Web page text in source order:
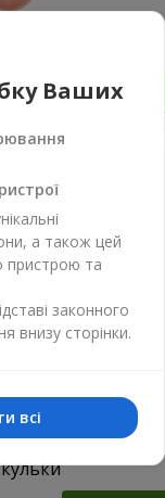
Замовити
Ваших
а також цей
пристрою та
законного
внизу сторінки.
всі